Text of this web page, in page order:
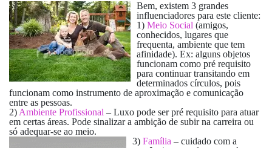
Bem, existem 3 grandes
influenciadores para este cliente:
1) Meio Social (amigos,
conhecidos, lugares que
frequenta, ambiente que tem
afinidade). Ex: alguns objetos
funcionam como pré requisito
para continuar transitando em
determinados círculos, pois
funcionam como instrumento de aproximação e comunicação
entre as pessoas.
2) Ambiente Profissional – Luxo pode ser pré requisito para atuar
em certas áreas. Pode sinalizar a ambição de subir na carreira ou
só adequar-se ao meio.
3) Família – cuidado com a